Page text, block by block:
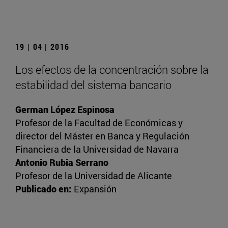
19 | 04 | 2016
Los efectos de la concentración sobre la
estabilidad del sistema bancario
German López Espinosa
Profesor de la Facultad de Económicas y
director del Máster en Banca y Regulación
Financiera de la Universidad de Navarra
Antonio Rubia Serrano
Profesor de la Universidad de Alicante
Publicado en: Expansión